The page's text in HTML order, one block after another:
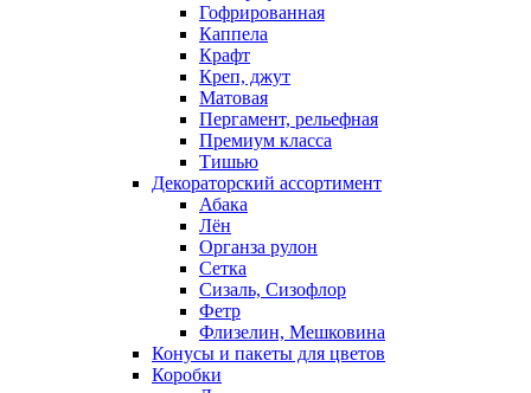
Гофрированная
Каппела
Крафт
Креп, джут
Матовая
Пергамент, рельефная
Премиум класса
Тишью
Декораторский ассортимент
Абака
Лён
Органза рулон
Сетка
Сизаль, Сизофлор
Фетр
Флизелин, Мешковина
Конусы и пакеты для цветов
Коробки